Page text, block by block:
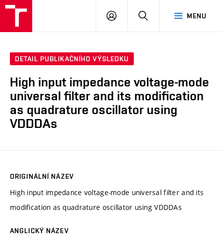
MENU
PŘIHLÁSIT
DETAIL PUBLIKAČNÍHO VÝSLEDKU
High input impedance voltage-mode
universal filter and its modification
as quadrature oscillator using
VDDDAs
ORIGINÁLNÍ NÁZEV
High input impedance voltage-mode universal filter and its
modification as quadrature oscillator using VDDDAs
ANGLICKÝ NÁZEV